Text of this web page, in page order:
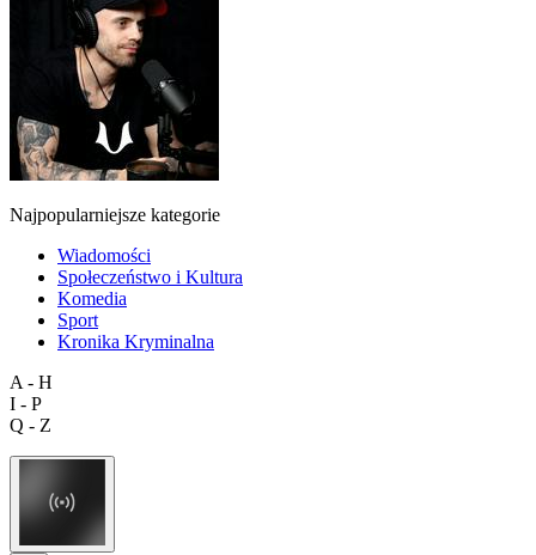
Najpopularniejsze kategorie
Wiadomości
Społeczeństwo i Kultura
Komedia
Sport
Kronika Kryminalna
A - H
I - P
Q - Z